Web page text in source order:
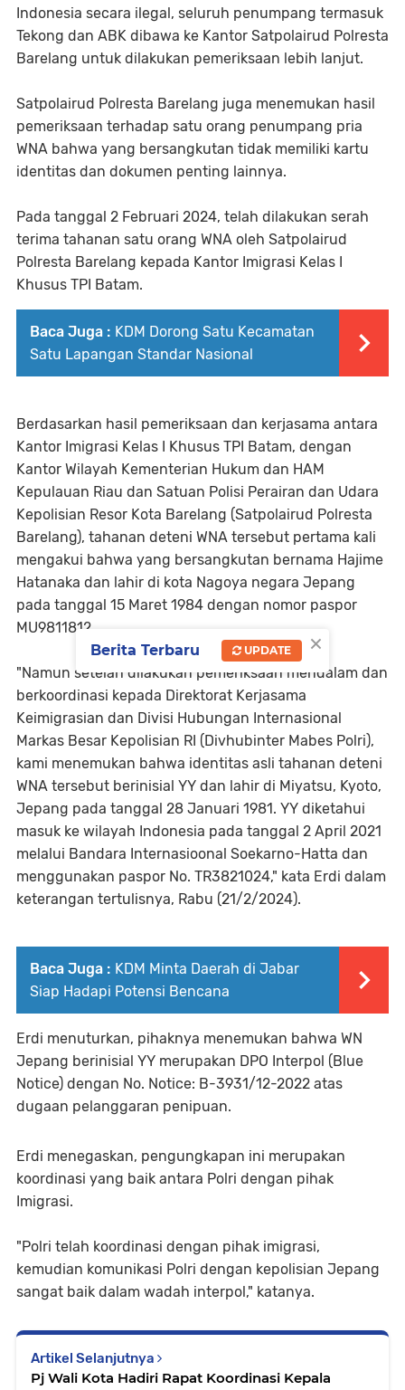
Indonesia secara ilegal, seluruh penumpang termasuk
Tekong dan ABK dibawa ke Kantor Satpolairud Polresta
Barelang untuk dilakukan pemeriksaan lebih lanjut.
Satpolairud Polresta Barelang juga menemukan hasil
pemeriksaan terhadap satu orang penumpang pria
WNA bahwa yang bersangkutan tidak memiliki kartu
identitas dan dokumen penting lainnya.
Pada tanggal 2 Februari 2024, telah dilakukan serah
terima tahanan satu orang WNA oleh Satpolairud
Polresta Barelang kepada Kantor Imigrasi Kelas I
Khusus TPI Batam.
Baca Juga : KDM Dorong Satu Kecamatan
Satu Lapangan Standar Nasional
Berdasarkan hasil pemeriksaan dan kerjasama antara
Kantor Imigrasi Kelas I Khusus TPI Batam, dengan
Kantor Wilayah Kementerian Hukum dan HAM
Kepulauan Riau dan Satuan Polisi Perairan dan Udara
Kepolisian Resor Kota Barelang (Satpolairud Polresta
Barelang), tahanan deteni WNA tersebut pertama kali
mengakui bahwa yang bersangkutan bernama Hajime
Hatanaka dan lahir di kota Nagoya negara Jepang
pada tanggal 15 Maret 1984 dengan nomor paspor
MU9811812.
"Namun setelah dilakukan pemeriksaan mendalam dan
berkoordinasi kepada Direktorat Kerjasama
Keimigrasian dan Divisi Hubungan Internasional
Markas Besar Kepolisian RI (Divhubinter Mabes Polri),
kami menemukan bahwa identitas asli tahanan deteni
WNA tersebut berinisial YY dan lahir di Miyatsu, Kyoto,
Jepang pada tanggal 28 Januari 1981. YY diketahui
masuk ke wilayah Indonesia pada tanggal 2 April 2021
melalui Bandara Internasioonal Soekarno-Hatta dan
menggunakan paspor No. TR3821024," kata Erdi dalam
keterangan tertulisnya, Rabu (21/2/2024).
Baca Juga : KDM Minta Daerah di Jabar
Siap Hadapi Potensi Bencana
Erdi menuturkan, pihaknya menemukan bahwa WN
Jepang berinisial YY merupakan DPO Interpol (Blue
Notice) dengan No. Notice: B-3931/12-2022 atas
dugaan pelanggaran penipuan.
Erdi menegaskan, pengungkapan ini merupakan
koordinasi yang baik antara Polri dengan pihak
Imigrasi.
"Polri telah koordinasi dengan pihak imigrasi,
kemudian komunikasi Polri dengan kepolisian Jepang
sangat baik dalam wadah interpol," katanya.
Artikel Selanjutnya
Pj Wali Kota Hadiri Rapat Koordinasi Kepala
×
Berita Terbaru UPDATE